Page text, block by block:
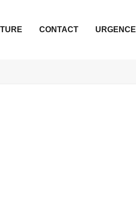
CONTACT URGENCE